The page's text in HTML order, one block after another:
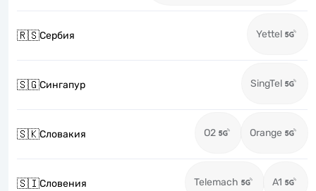
🇷🇸Сербия Yettel
🇸🇬Сингапур SingTel
🇸🇰Словакия O2 Orange
🇸🇮Словения Telemach A1